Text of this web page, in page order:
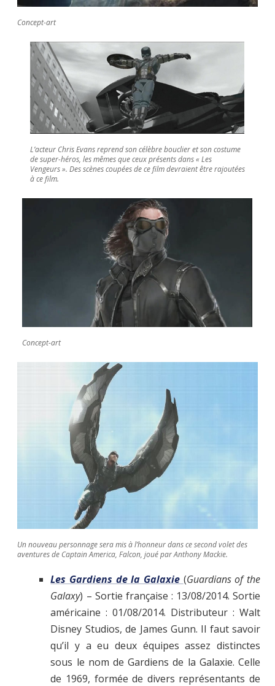
Concept-art
L’acteur Chris Evans reprend son célèbre bouclier et son costume
de super-héros, les mêmes que ceux présents dans « Les
Vengeurs ». Des scènes coupées de ce film devraient être rajoutées
à ce film.
Concept-art
Un nouveau personnage sera mis à l’honneur dans ce second volet des
aventures de Captain America, Falcon, joué par Anthony Mackie.
Les Gardiens de la Galaxie (Guardians of the
Galaxy) – Sortie française : 13/08/2014. Sortie
américaine : 01/08/2014. Distributeur : Walt
Disney Studios, de James Gunn. Il faut savoir
qu’il y a eu deux équipes assez distinctes
sous le nom de Gardiens de la Galaxie. Celle
de 1969, formée de divers représentants de